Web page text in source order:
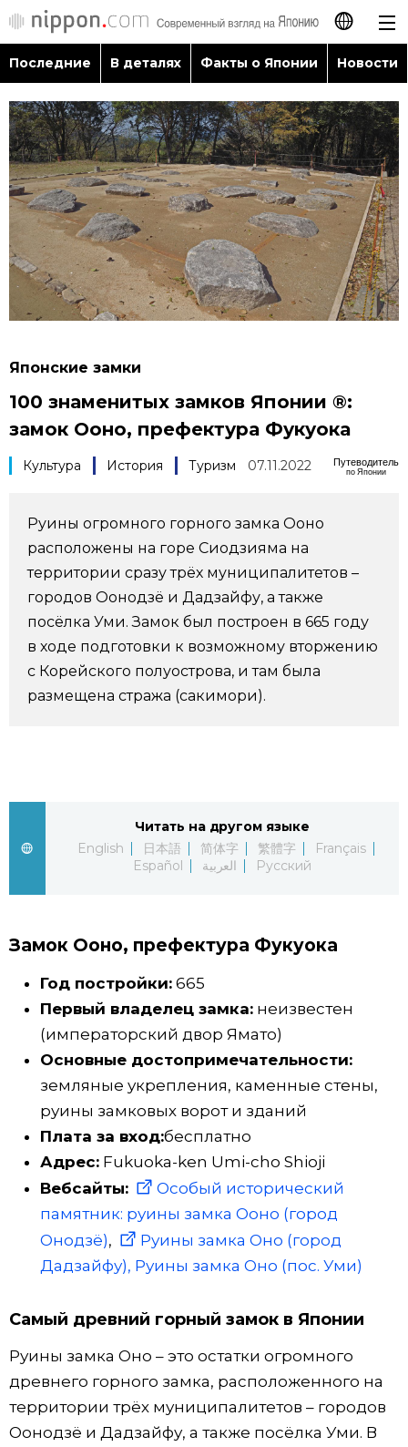
日本語
English
简体字
繁體字
Français
Español
Последние
В деталях
Факты о Японии
Фото/Видео
Блог
Политика
Экономика
Культура
Жизнь
Токио
От редакции
Японский язык
Японский калейдоскоп
Семья
official SNS
Последние В деталях Факты о Японии Новости
Японские замки
100 знаменитых замков Японии ®:
замок Ооно, префектура Фукуока
Путеводитель
по Японии
Культура История Туризм 07.11.2022
Руины огромного горного замка Ооно
расположены на горе Сиодзияма на
территории сразу трёх муниципалитетов –
городов Оонодзё и Дадзайфу, а также
посёлка Уми. Замок был построен в 665 году
в ходе подготовки к возможному вторжению
с Корейского полуострова, и там была
размещена стража (сакимори).
Читать на другом языке
English
日本語 简体字 繁體字
Français
Español
العربية Русский
Замок Ооно, префектура Фукуока
Год постройки:665
Первый владелец замка:неизвестен
(императорский двор Ямато)
Основные достопримечательности:
земляные укрепления, каменные стены,
руины замковых ворот и зданий
Плата за вход:бесплатно
Адрес:Fukuoka-ken Umi-cho Shioji
Вебсайты:
Особый исторический
памятник: руины замка Ооно (город
Онодзё),
Руины замка Оно (город
Дадзайфу), Руины замка Оно (пос. Уми)
Самый древний горный замок в Японии
Руины замка Оно – это остатки огромного
древнего горного замка, расположенного на
территории трёх муниципалитетов – городов
Оонодзё и Дадзайфу, а также посёлка Уми. В